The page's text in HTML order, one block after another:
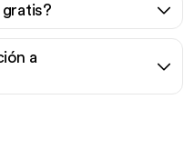
a